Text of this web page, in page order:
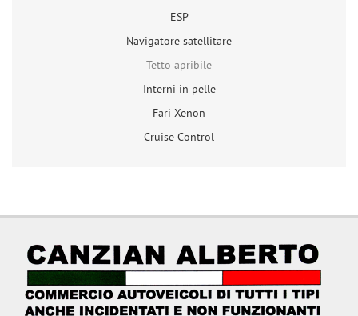
ESP
Navigatore satellitare
Tetto apribile
Interni in pelle
Fari Xenon
Cruise Control